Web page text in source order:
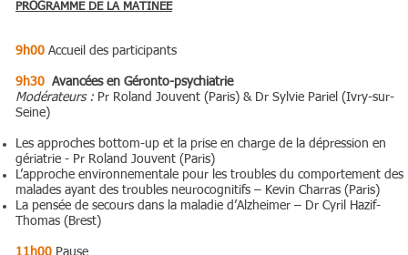
PROGRAMME DE LA MATINEE
9h00 Accueil des participants
9h30 Avancées en Géronto-psychiatrie
Modérateurs : Pr Roland Jouvent (Paris) & Dr Sylvie Pariel (Ivry-sur-
Seine)
Les approches bottom-up et la prise en charge de la dépression en
gériatrie - Pr Roland Jouvent (Paris)
L’approche environnementale pour les troubles du comportement des
malades ayant des troubles neurocognitifs – Kevin Charras (Paris)
La pensée de secours dans la maladie d’Alzheimer – Dr Cyril Hazif-
Thomas (Brest)
11h00 Pause